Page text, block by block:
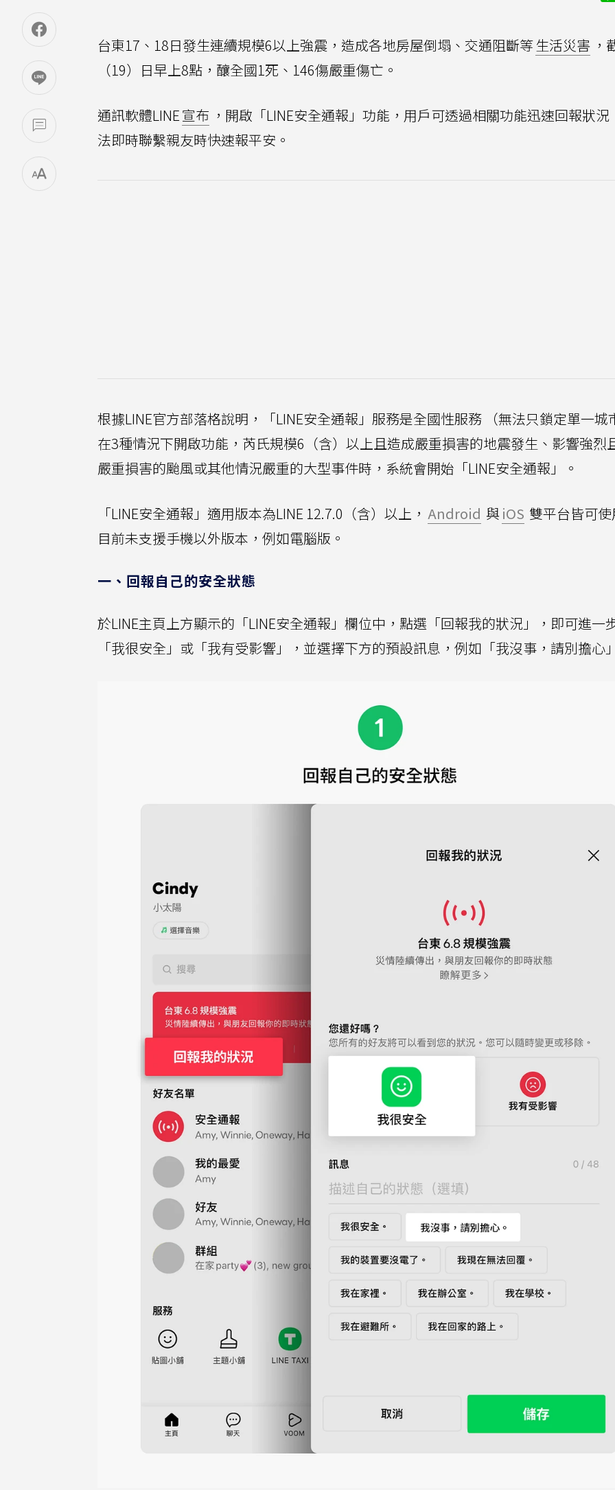
台東17、18日發生連續規模6以上強震，造成各地房屋倒塌、交通阻斷等生活災害 ，
（19）日早上8點，釀全國1死、146傷嚴重傷亡。
通訊軟體LINE宣布 ，開啟「LINE安全通報」功能，用戶可透過相關功能迅速回報狀況
法即時聯繫親友時快速報平安。
根據LINE官方部落格說明，「LINE安全通報」服務是全國性服務 （無法只鎖定單一城
在3種情況下開啟功能，芮氏規模6（含）以上且造成嚴重損害的地震發生、影響強烈
嚴重損害的颱風或其他情況嚴重的大型事件時，系統會開始「LINE安全通報」。
「LINE安全通報」適用版本為LINE 12.7.0（含）以上， Android 與 iOS 雙平台皆可
目前未支援手機以外版本，例如電腦版。
一、回報自己的安全狀態
於LINE主頁上方顯示的「LINE安全通報」欄位中，點選「回報我的狀況」，即可進一
「我很安全」或「我有受影響」，並選擇下方的預設訊息，例如「我沒事，請別擔心